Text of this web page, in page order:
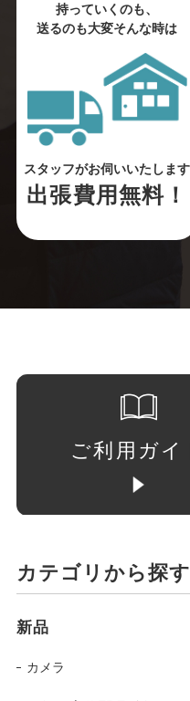
持っていくのも、
送るのも大変そんな時は
スタッフがお伺いいたします
出張費用無料！
ご利用ガイ
カテゴリから探す
新品
カメラ